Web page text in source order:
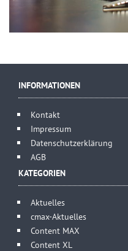
INFORMATIONEN
Kontakt
Impressum
Datenschutzerklärung
AGB
KATEGORIEN
Aktuelles
cmax-Aktuelles
Content MAX
Content XL